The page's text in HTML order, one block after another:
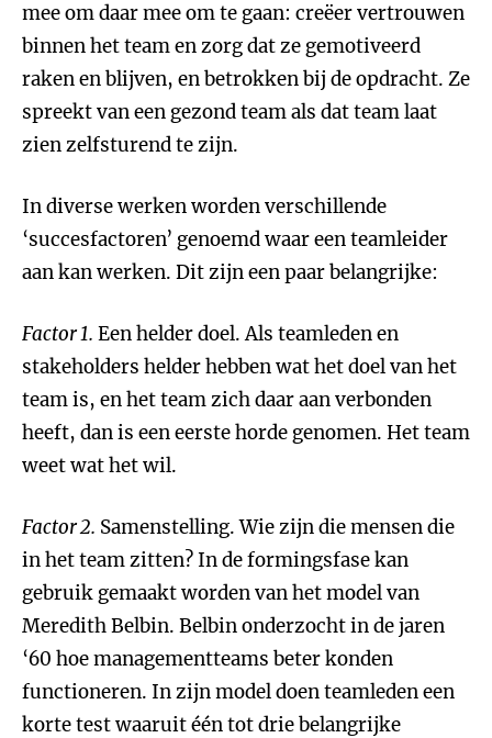
mee om daar mee om te gaan: creëer vertrouwen
binnen het team en zorg dat ze gemotiveerd
raken en blijven, en betrokken bij de opdracht. Ze
spreekt van een gezond team als dat team laat
zien zelfsturend te zijn.
In diverse werken worden verschillende
‘succesfactoren’ genoemd waar een teamleider
aan kan werken. Dit zijn een paar belangrijke:
Factor 1. Een helder doel. Als teamleden en
stakeholders helder hebben wat het doel van het
team is, en het team zich daar aan verbonden
heeft, dan is een eerste horde genomen. Het team
weet wat het wil.
Factor 2. Samenstelling. Wie zijn die mensen die
in het team zitten? In de formingsfase kan
gebruik gemaakt worden van het model van
Meredith Belbin. Belbin onderzocht in de jaren
‘60 hoe managementteams beter konden
functioneren. In zijn model doen teamleden een
korte test waaruit één tot drie belangrijke